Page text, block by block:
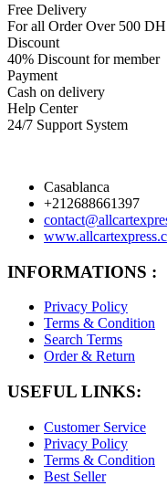
Free Delivery
For all Order Over 500 DH
Discount
40% Discount for member
Payment
Cash on delivery
Help Center
24/7 Support System
Casablanca
+212688661397
INFORMATIONS :
Privacy Policy
Terms & Condition
Search Terms
Order & Return
USEFUL LINKS:
Customer Service
Privacy Policy
Terms & Condition
Best Seller